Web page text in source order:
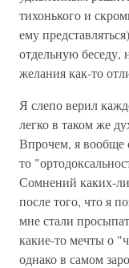
тихонького и
ему
отдельную беседу,
желания как-то
Я слепо верил
легко в таком же
Впрочем, я вообще
то
Сомнений каких-
после того, что я
мне стали
какие-то мечты о
однако в самом